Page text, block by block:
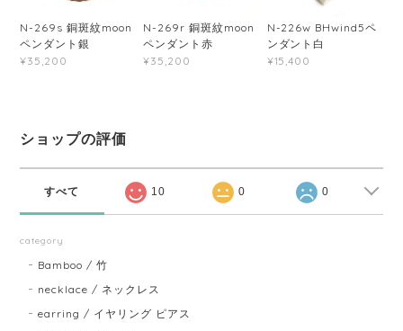
N-269s 銅斑紋moon
ペンダント銀
¥35,200
N-269r 銅斑紋moon
ペンダント赤
¥35,200
N-226w BHwind5ペ
ンダント白
¥15,400
ショップの評価
すべて 10 0 0
category
Bamboo / 竹
necklace / ネックレス
earring / イヤリング ピアス